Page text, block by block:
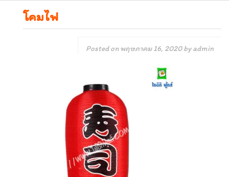
โคมไฟ
Posted onพฤษภาคม 16, 2020byadmin